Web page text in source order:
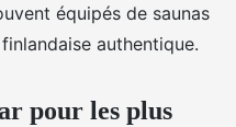
équipés de saunas
authentique.
pour les plus